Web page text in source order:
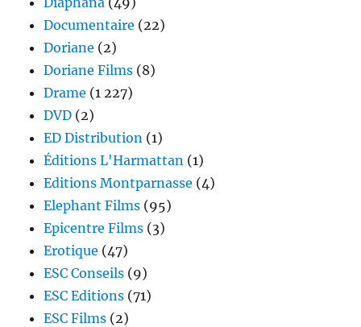
Documentaire (22)
Doriane (2)
Doriane Films (8)
Drame (1 227)
DVD (2)
ED Distribution (1)
Éditions L'Harmattan (1)
Editions Montparnasse (4)
Elephant Films (95)
Epicentre Films (3)
Erotique (47)
ESC Conseils (9)
ESC Editions (71)
ESC Films (2)